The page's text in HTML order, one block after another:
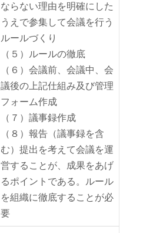
ならない理由を明確にした
うえで参集して会議を行う
ルールづくり
（５）ルールの徹底
（６）会議前、会議中、会
議後の上記仕組み及び管理
フォーム作成
（７）議事録作成
（８）報告（議事録を含
む）提出を考えて会議を運
営することが、成果をあげ
るポイントである。ルール
を組織に徹底することが必
要